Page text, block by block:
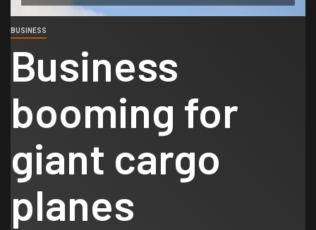
BUSINESS
Business
booming for
giant cargo
planes